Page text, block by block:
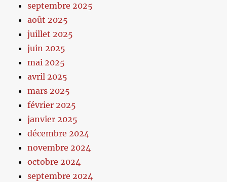
septembre 2025
août 2025
juillet 2025
juin 2025
mai 2025
avril 2025
mars 2025
février 2025
janvier 2025
décembre 2024
novembre 2024
octobre 2024
septembre 2024